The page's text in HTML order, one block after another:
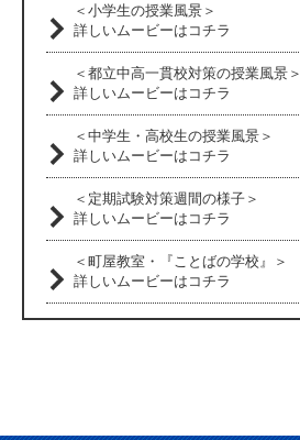
＜小学生の授業風景＞
詳しいムービーはコチラ
＜都立中高一貫校対策の授業風景＞
詳しいムービーはコチラ
＜中学生・高校生の授業風景＞
詳しいムービーはコチラ
＜定期試験対策週間の様子＞
詳しいムービーはコチラ
＜町屋教室・『ことばの学校』＞
詳しいムービーはコチラ